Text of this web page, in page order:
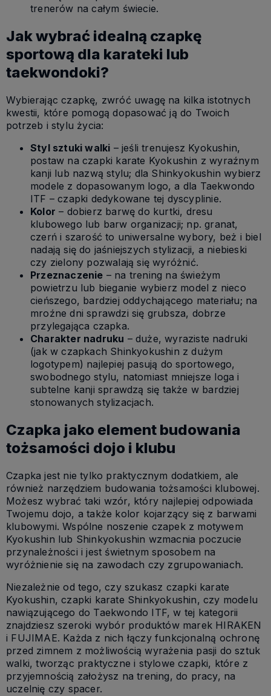
trenerów na całym świecie.
Jak wybrać idealną czapkę
sportową dla karateki lub
taekwondoki?
Wybierając czapkę, zwróć uwagę na kilka istotnych
kwestii, które pomogą dopasować ją do Twoich
potrzeb i stylu życia:
Styl sztuki walki – jeśli trenujesz Kyokushin,
postaw na czapki karate Kyokushin z wyraźnym
kanji lub nazwą stylu; dla Shinkyokushin wybierz
modele z dopasowanym logo, a dla Taekwondo
ITF – czapki dedykowane tej dyscyplinie.
Kolor – dobierz barwę do kurtki, dresu
klubowego lub barw organizacji; np. granat,
czerń i szarość to uniwersalne wybory, beż i biel
nadają się do jaśniejszych stylizacji, a niebieski
czy zielony pozwalają się wyróżnić.
Przeznaczenie – na trening na świeżym
powietrzu lub bieganie wybierz model z nieco
cieńszego, bardziej oddychającego materiału; na
mroźne dni sprawdzi się grubsza, dobrze
przylegająca czapka.
Charakter nadruku – duże, wyraziste nadruki
(jak w czapkach Shinkyokushin z dużym
logotypem) najlepiej pasują do sportowego,
swobodnego stylu, natomiast mniejsze loga i
subtelne kanji sprawdzą się także w bardziej
stonowanych stylizacjach.
Czapka jako element budowania
tożsamości dojo i klubu
Czapka jest nie tylko praktycznym dodatkiem, ale
również narzędziem budowania tożsamości klubowej.
Możesz wybrać taki wzór, który najlepiej odpowiada
Twojemu dojo, a także kolor kojarzący się z barwami
klubowymi. Wspólne noszenie czapek z motywem
Kyokushin lub Shinkyokushin wzmacnia poczucie
przynależności i jest świetnym sposobem na
wyróżnienie się na zawodach czy zgrupowaniach.
Niezależnie od tego, czy szukasz czapki karate
Kyokushin, czapki karate Shinkyokushin, czy modelu
nawiązującego do Taekwondo ITF, w tej kategorii
znajdziesz szeroki wybór produktów marek HIRAKEN
i FUJIMAE. Każda z nich łączy funkcjonalną ochronę
przed zimnem z możliwością wyrażenia pasji do sztuk
walki, tworząc praktyczne i stylowe czapki, które z
przyjemnością założysz na trening, do pracy, na
uczelnię czy spacer.